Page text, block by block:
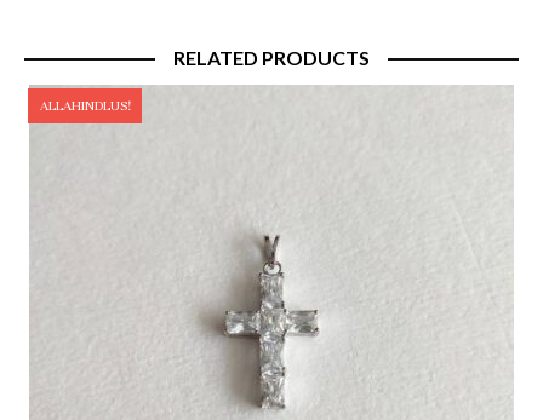
RELATED PRODUCTS
ALLAHINDLUS!